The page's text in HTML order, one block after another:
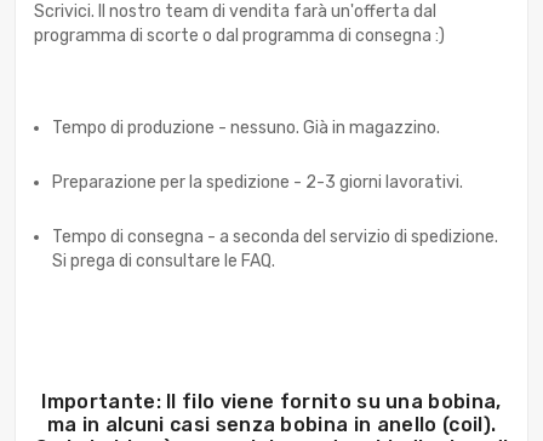
Scrivici. Il nostro team di vendita farà un'offerta dal
programma di scorte o dal programma di consegna :)
Tempo di produzione - nessuno. Già in magazzino.
Preparazione per la spedizione - 2-3 giorni lavorativi.
Tempo di consegna - a seconda del servizio di spedizione.
Si prega di consultare le FAQ.
Importante: Il filo viene fornito su una bobina,
ma in alcuni casi senza bobina in anello (coil).